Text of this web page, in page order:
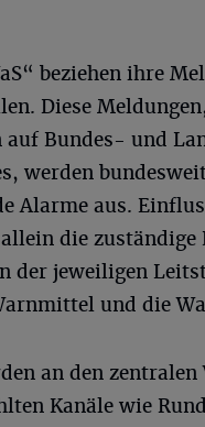
beziehen ihre
Diese
Bundes- und
werden
Alarme aus.
die zuständige
der jeweiligen
und die
an den
Kanäle wie